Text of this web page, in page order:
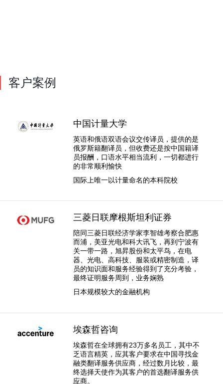
客户案例
中国计量大学
英语和俄语双语会议交传译员，提供的是
俄罗斯籍翻译员，但收费还是按中国籍译
员报酬，口语水平相当流利，一切都进行
的非常顺利愉快
国际上唯一以计量命名的本科院校
三菱日联摩根斯坦利证券
陪同三菱日联经济学家李智雄考察合肥惠
而浦，美亚光电和科大讯飞，再到宁波有
关一带一路，旭昇股份和太平鸟，在电
器、光电、高科技、服装或精密制造，译
员的知识面和服务经验得到了充分考验，
最终证明服务周到，业务娴熟
日本规模较大的金融机构
埃森哲咨询
埃森哲在全球拥有23万多名员工，其中不
乏语言精英，应其客户要求在中国寻找金
融类翻译服务供应商，经过数月比较，最
终选择天使作为其客户的首选翻译服务供
应商。